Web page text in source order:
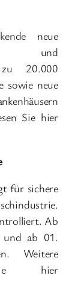
neue
und
zu 20.000
sowie neue
Sie hier
für sichere
Ab
und ab 01.
Weitere
hier